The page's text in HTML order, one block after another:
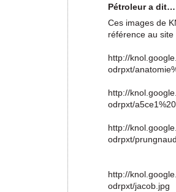
Pétroleur a dit…
Ces images de
référence au site
http://
odrpxt/
http://
odrpxt/
http://
odrpxt/
http://
odrpxt/jacob.jpg